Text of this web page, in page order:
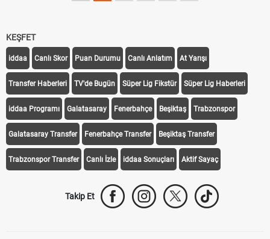
KEŞFET
iddaa Canlı Skor Puan Durumu Canlı Anlatım At Yarışı
Transfer Haberleri TV'de Bugün Süper Lig Fikstür Süper Lig Haberleri
iddaa Programı Galatasaray Fenerbahçe Beşiktaş Trabzonspor
Galatasaray Transfer Fenerbahçe Transfer Beşiktaş Transfer
Trabzonspor Transfer Canlı İzle iddaa Sonuçları Aktif Sayaç
Takip Et